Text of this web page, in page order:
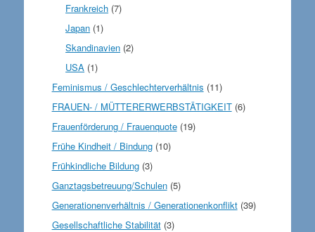
Frankreich (7)
Japan (1)
Skandinavien (2)
USA (1)
Feminismus / Geschlechterverhältnis (11)
FRAUEN- / MÜTTERERWERBSTÄTIGKEIT(6)
Frauenförderung / Frauenquote(19)
Frühe Kindheit / Bindung(10)
Frühkindliche Bildung(3)
Ganztagsbetreuung/Schulen(5)
Generationenverhältnis / Generationenkonflikt(39)
Gesellschaftliche Stabilität(3)